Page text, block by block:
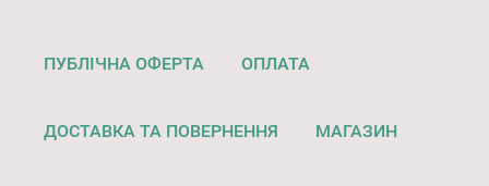
ПУБЛІЧНА ОФЕРТА ОПЛАТА
ДОСТАВКА ТА ПОВЕРНЕННЯ МАГАЗИН